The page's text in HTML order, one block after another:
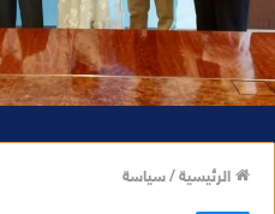
الرئيسية/سياسة